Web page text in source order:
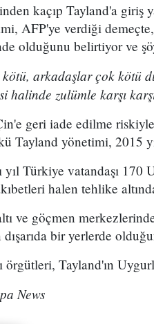
kaçıp Tayland'a giriş
AFP'ye verdiği
olduğunu belirtiyor ve
arkadaşlar çok kötü
halinde zulümle karşı
geri iade edilme
Tayland yönetimi, 2015
yıl Türkiye vatandaşı
halen tehlike
ve göçmen
bir yerlerde
örgütleri, Tayland'ın
News